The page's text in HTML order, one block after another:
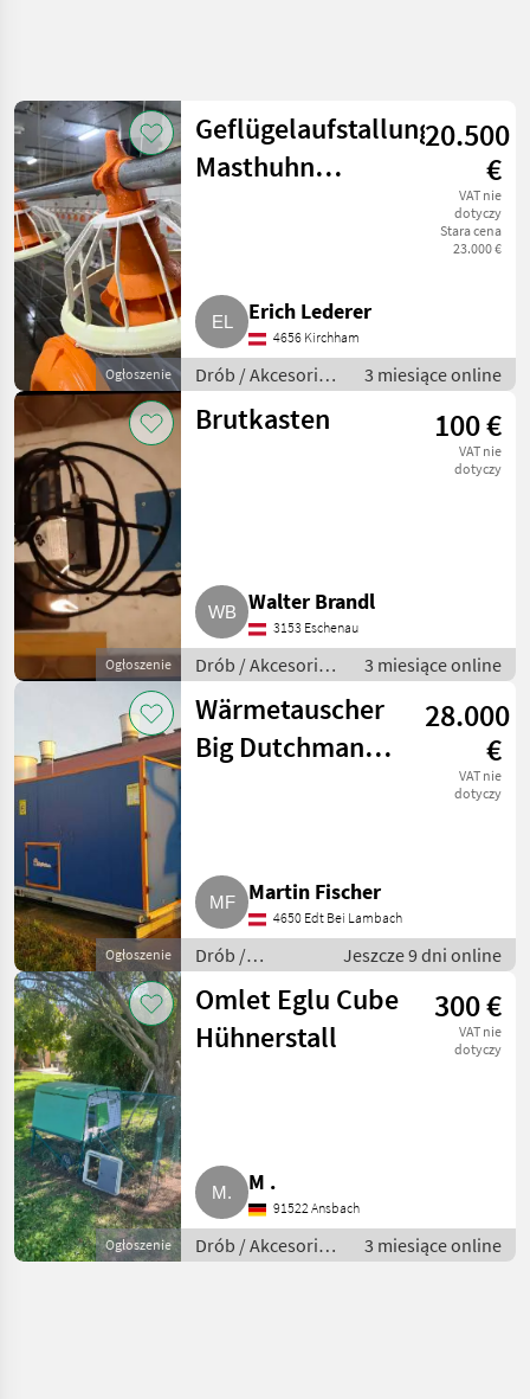
Ogłoszenie
Geflügelaufstallung
Masthuhn
20.500
€
VAT nie
dotyczy
Stara cena
23.000 €
Erich Lederer
4656 Kirchham
Drób / Akcesoria
do hodowli
drobiu
3 miesiące online
Ogłoszenie
Brutkasten 100 €
VAT nie
dotyczy
Walter Brandl
3153 Eschenau
Drób / Akcesoria
do hodowli
drobiu
3 miesiące online
Ogłoszenie
Wärmetauscher
Big Dutchman
28.000
€
VAT nie
dotyczy
Martin Fischer
4650 Edt Bei Lambach
Drób /
Akcesoria do
hodowli drobiu
Jeszcze 9 dni online
Ogłoszenie
Omlet Eglu Cube
Hühnerstall
300 €
VAT nie
dotyczy
M .
91522 Ansbach
Drób / Akcesoria
do hodowli
3 miesiące online